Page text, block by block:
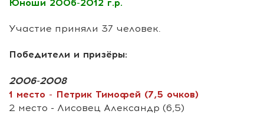
Юноши 2006-2012 г.р.
Участие приняли 37 человек.
Победители и призёры:
2006-2008
1 место - Петрик Тимофей (7,5 очков)
2 место - Лисовец Александр (6,5)